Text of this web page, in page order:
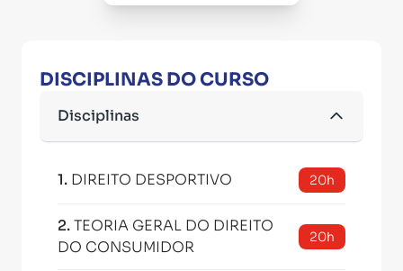
DISCIPLINAS DO CURSO
Disciplinas
1. DIREITO DESPORTIVO 20h
2.TEORIA GERAL DO DIREITO
DO CONSUMIDOR
20h